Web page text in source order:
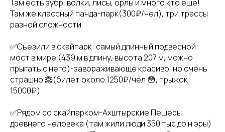
Там есть зубр, волки, лисы, орлы и много кто еще!
Там же классный панда-парк(300₽/чел), три трассы
разной сложности
✅Съезили в скайпарк: самый длинный подвесной
мост в мире (439 м в длину, высота 207 м, можно
прыгать с него)-завораживающе красиво, но очень
страшно 🙈(билет около 1250₽/чел 😳, прыжок
15000₽)
✅Рядом со скайпарком-Ахштырские Пещеры
древнего человека (там жили люди 350 тыс до н эры)